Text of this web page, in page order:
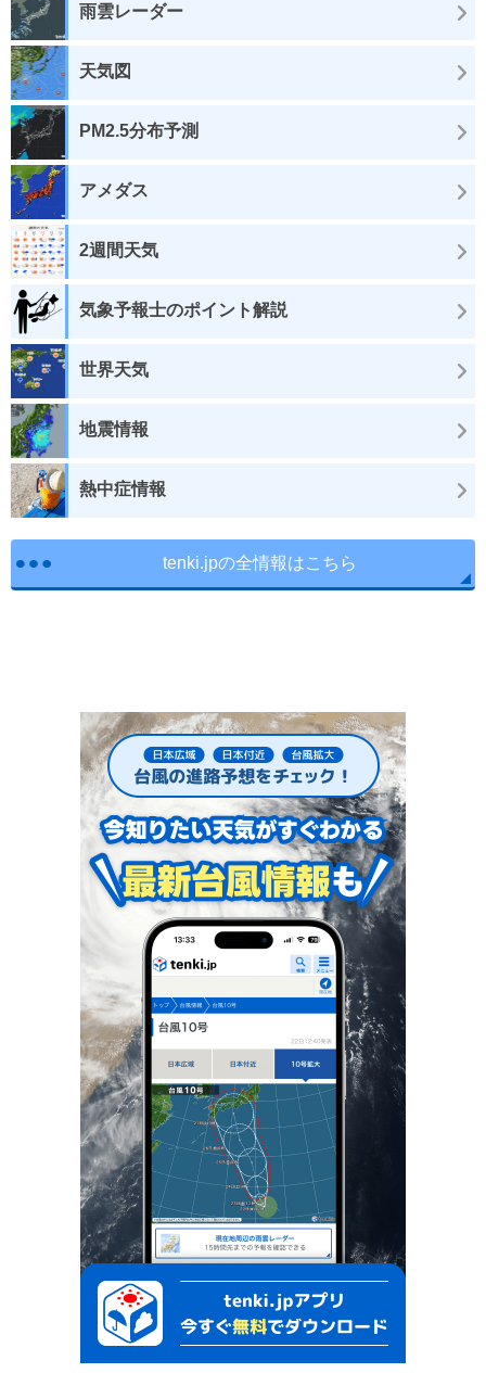
雨雲レーダー
天気図
PM2.5分布予測
アメダス
2週間天気
気象予報士のポイント解説
世界天気
地震情報
熱中症情報
tenki.jpの全情報はこちら